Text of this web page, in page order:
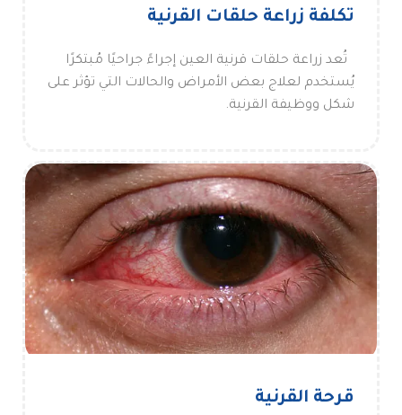
تكلفة زراعة حلقات القرنية
تُعد زراعة حلقات قرنية العين إجراءً جراحيًا مُبتكرًا
يُستخدم لعلاج بعض الأمراض والحالات التي تؤثر على
شكل ووظيفة القرنية.
قرحة القرنية